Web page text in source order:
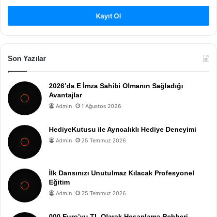
Kayıt Ol
Son Yazılar
2026’da E İmza Sahibi Olmanın Sağladığı
Avantajlar
Admin 1 Ağustos 2026
HediyeKutusu ile Ayrıcalıklı Hediye Deneyimi
Admin 25 Temmuz 2026
İlk Dansınızı Unutulmaz Kılacak Profesyonel
Eğitim
Admin 25 Temmuz 2026